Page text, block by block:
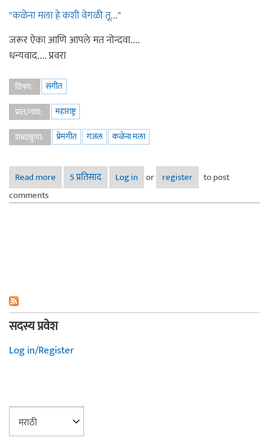
"कळेना मला हे कशी वेगळी तू..."
जरूर ऐका आणि आपले मत नोन्दवा....
धन्यवाद.... प्रवरा
विषय:
संगीत
प्रांत/गाव:
महाराष्ट्र
शब्दखुणा:
प्रेमगीत गजल कळेना मला
Read more about माझी गाणी... "कळेना मला हे कशी वेगळी तू..." (नवीन)
5 प्रतिसाद Log in or register
to post
comments
सदस्य प्रवेश
Log in/Register